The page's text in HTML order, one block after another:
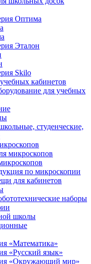
Оптима
Эталон
Skilo
кабинетов
для учебных
студенческие,
микроскопов
по микроскопии
для кабинетов
наборы
школы
«Математика»
«Русский язык»
«Окружающий мир»